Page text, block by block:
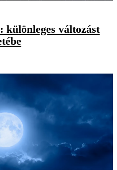
különleges változást